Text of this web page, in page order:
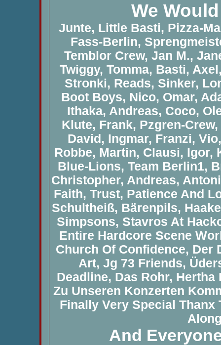
We
Junte, Little Basti, Pizza-
Fass-Berlin,
Temblor Crew, Jan M.,
Twiggy, Tomma, Basti,
Stronki, Reads, Sinker,
Boot Boys, Nico, Omar,
Ithaka, Andreas, Coco,
Klute, Frank, Pzgren-
David, Ingmar, Franzi,
Robbe, Martin, Clausi, Igor,
Blue-Lions, Team Berlin1,
Christopher, Andreas,
Faith, Trust, Patience And
Schultheiß, Bärenpils,
Simpsons, Stavros At
Entire Hardcore Scene
Church Of Confidence, Der
Art, Jg 73 Friends,
Deadline, Das Rohr,
Zu Unseren Konzerten
Finally Very Special Thanx
And